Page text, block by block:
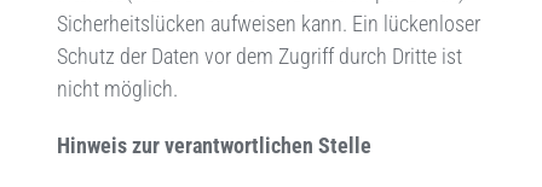
Sicherheitslücken aufweisen kann. Ein lückenloser
Schutz der Daten vor dem Zugriff durch Dritte ist
nicht möglich.
Hinweis zur verantwortlichen Stelle